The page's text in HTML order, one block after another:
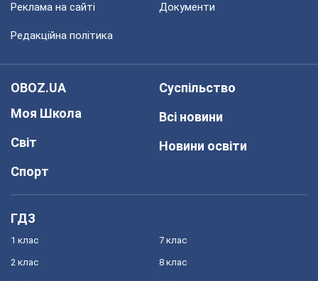
Реклама на сайті Документи
Редакційна політика
OBOZ.UA
Моя Школа
Світ
Спорт
Суспільство
Всі новини
Новини освіти
ГДЗ
1 клас
2 клас
7 клас
8 клас